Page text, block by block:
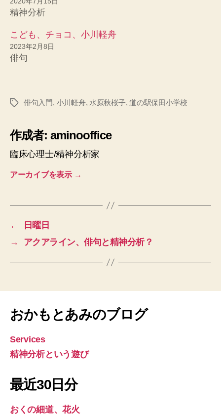
精神分析
こども、チョコ、小川軽舟
2023年2月8日
俳句
タ
俳句入門, 小川軽舟, 水原秋桜子,道の駅保田小学校
作成者: aminooffice
臨床心理士/精神分析家
アーカイブを表示 →
←
日曜日
→
アクアライン、俳句と精神分析？
おかもとあみのブログ
Services
精神分析という遊び
最近30日分
おくの細道、花火